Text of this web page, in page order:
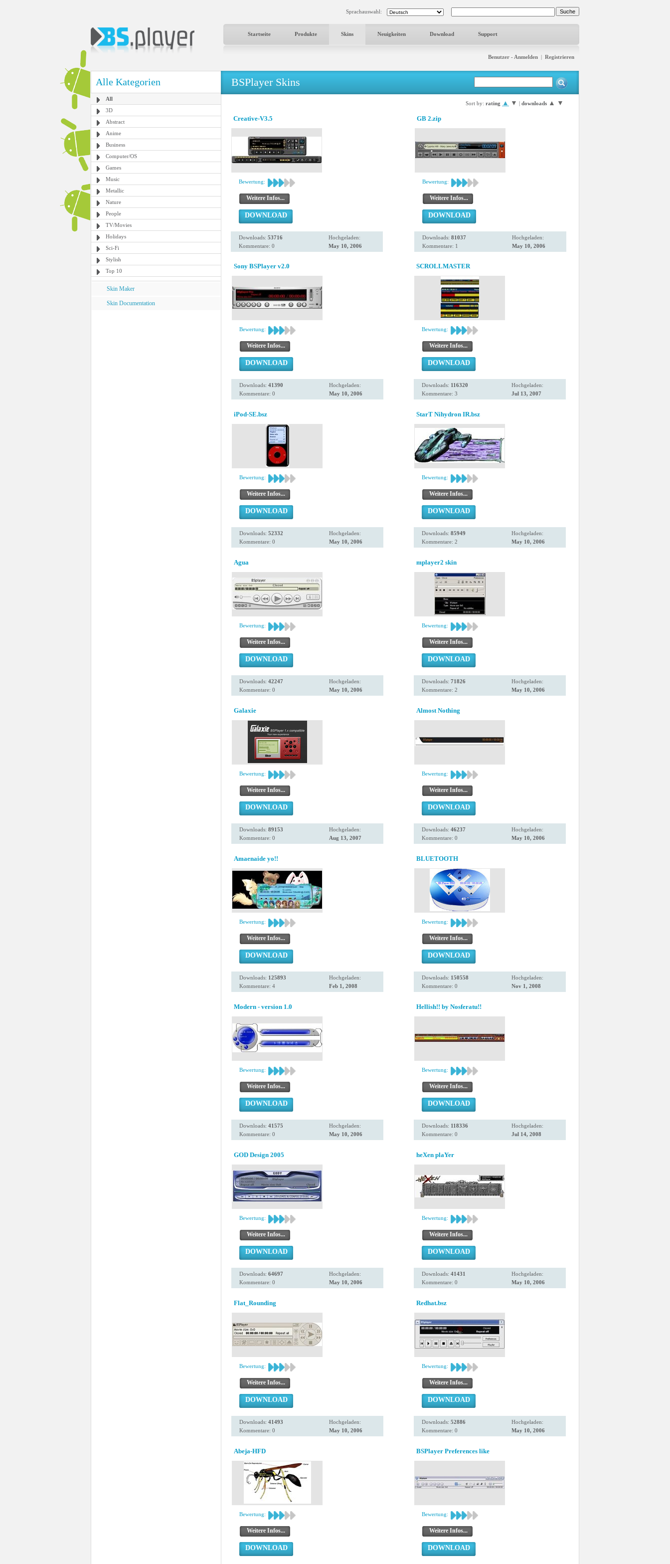
Sprachauswahl:
Startseite Produkte Skins Neuigkeiten Download Support
Benutzer - Anmelden | Registrieren
Alle Kategorien
All
3D
Abstract
Anime
Business
Computer/OS
Games
Music
Metallic
Nature
People
TV/Movies
Holidays
Sci-Fi
Stylish
Top 10
Skin Maker
Skin Documentation
BSPlayer Skins
Sort by: rating ▲ ▼ | downloads ▲ ▼
Creative-V3.5
Bewertung:
Weitere Infos...
DOWNLOAD
Downloads: 53716
Kommentare: 0
Hochgeladen:
May 10, 2006
GB 2.zip
Bewertung:
Weitere Infos...
DOWNLOAD
Downloads: 81037
Kommentare: 1
Hochgeladen:
May 10, 2006
Sony BSPlayer v2.0
Bewertung:
Weitere Infos...
DOWNLOAD
Downloads: 41390
Kommentare: 0
Hochgeladen:
May 10, 2006
SCROLLMASTER
Bewertung:
Weitere Infos...
DOWNLOAD
Downloads: 116320
Kommentare: 3
Hochgeladen:
Jul 13, 2007
iPod-SE.bsz
Bewertung:
Weitere Infos...
DOWNLOAD
Downloads: 52332
Kommentare: 0
Hochgeladen:
May 10, 2006
StarT Nihydron IR.bsz
Bewertung:
Weitere Infos...
DOWNLOAD
Downloads: 85949
Kommentare: 2
Hochgeladen:
May 10, 2006
Agua
Bewertung:
Weitere Infos...
DOWNLOAD
Downloads: 42247
Kommentare: 0
Hochgeladen:
May 10, 2006
mplayer2 skin
Bewertung:
Weitere Infos...
DOWNLOAD
Downloads: 71826
Kommentare: 2
Hochgeladen:
May 10, 2006
Galaxie
Bewertung:
Weitere Infos...
DOWNLOAD
Downloads: 89153
Kommentare: 0
Hochgeladen:
Aug 13, 2007
Almost Nothing
Bewertung:
Weitere Infos...
DOWNLOAD
Downloads: 46237
Kommentare: 0
Hochgeladen:
May 10, 2006
Amaenaide yo!!
Bewertung:
Weitere Infos...
DOWNLOAD
Downloads: 125893
Kommentare: 4
Hochgeladen:
Feb 1, 2008
BLUETOOTH
Bewertung:
Weitere Infos...
DOWNLOAD
Downloads: 150558
Kommentare: 0
Hochgeladen:
Nov 1, 2008
Modern - version 1.0
Bewertung:
Weitere Infos...
DOWNLOAD
Downloads: 41575
Kommentare: 0
Hochgeladen:
May 10, 2006
Hellish!! by Nosferatu!!
Bewertung:
Weitere Infos...
DOWNLOAD
Downloads: 118336
Kommentare: 0
Hochgeladen:
Jul 14, 2008
GOD Design 2005
Bewertung:
Weitere Infos...
DOWNLOAD
Downloads: 64697
Kommentare: 0
Hochgeladen:
May 10, 2006
heXen plaYer
Bewertung:
Weitere Infos...
DOWNLOAD
Downloads: 41431
Kommentare: 0
Hochgeladen:
May 10, 2006
Flat_Rounding
Bewertung:
Weitere Infos...
DOWNLOAD
Downloads: 41493
Kommentare: 0
Hochgeladen:
May 10, 2006
Redhat.bsz
Bewertung:
Weitere Infos...
DOWNLOAD
Downloads: 52886
Kommentare: 0
Hochgeladen:
May 10, 2006
Abeja-HFD
Bewertung:
Weitere Infos...
DOWNLOAD
BSPlayer Preferences like
Bewertung:
Weitere Infos...
DOWNLOAD